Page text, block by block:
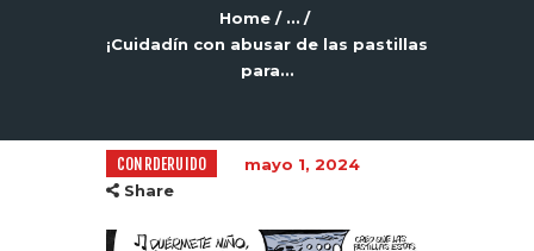
Home
...
¡Cuidadín con abusar de las pastillas
para...
CONRDERUIDO
mayo 1, 2024
Share